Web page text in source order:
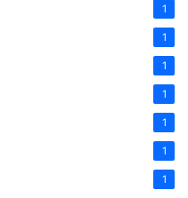
1
1
1
1
1
1
1